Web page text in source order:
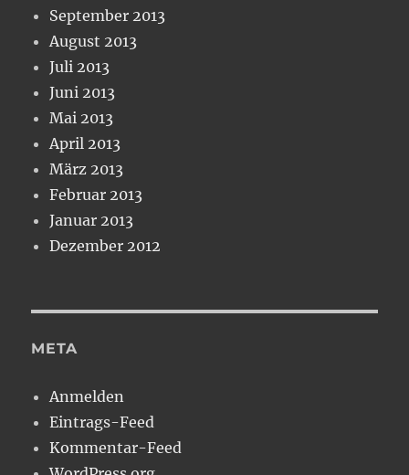
September 2013
August 2013
Juli 2013
Juni 2013
Mai 2013
April 2013
März 2013
Februar 2013
Januar 2013
Dezember 2012
META
Anmelden
Eintrags-Feed
Kommentar-Feed